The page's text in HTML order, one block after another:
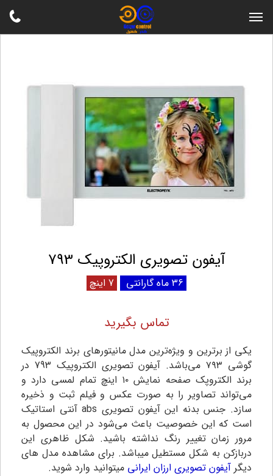
آیفون تصویری الکتروپیک 793
تماس بگیرید
یکی از برترین و ویژه‌ترین مدل مانیتورهای برند الکتروپیک
گوشی ۷۹۳ می‌باشد. آیفون تصویری الکتروپیک 793 در
برند الکتروپک صفحه نمایش ۱۰ اینچ تمام لمسی دارد و
می‌تواند تصاویر را به صورت عکس و فیلم ثبت و ذخیره
سازد. جنس بدنه این آیفون تصویری abs آنتی استاتیک
است که این خصوصیت باعث می‌شود در این محصول به
مرور زمان تغییر رنگ نداشته باشید. شکل ظاهری این
دربازکن به شکل مستطیل میباشد. برای مشاهده مدل های
دیگر آیفون تصویری ارزان ایرانی میتوانید وارد شوید.